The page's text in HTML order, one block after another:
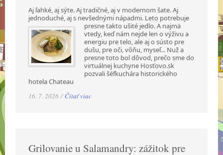
Aj ľahké, aj sýte. Aj tradičné, aj v modernom šate. Aj
jednoduché, aj s nevšednými nápadmi. Leto potrebuje
presne takto ušité jedlo. A najmä
vtedy, keď nám nejde len o výživu a
energiu pre telo, ale aj o sústo pre
dušu, pre oči, vôňu, myseľ... Nuž a
presne toto bol dôvod, prečo sme do
virtuálnej kuchyne Hosťovo.sk
pozvali šéfkuchára historického
hotela Chateau
16. 7. 2026 / Čítať viac
Grilovanie u Salamandry: zážitok pre